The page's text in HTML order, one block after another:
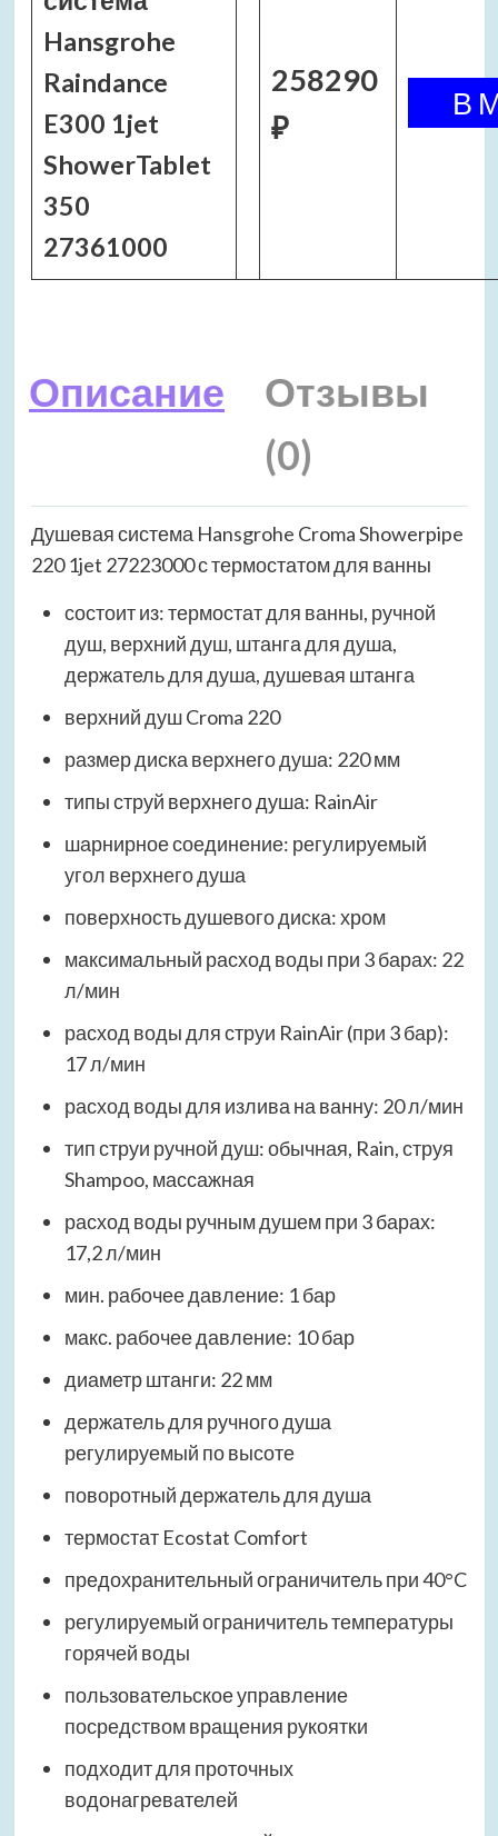
Hansgrohe
Raindance
E300 1jet
ShowerTablet
350
27361000
258290
₽
Описание
Отзывы
(0)
Душевая система Hansgrohe Croma Showerpipe
220 1jet 27223000 с термостатом для ванны
состоит из: термостат для ванны, ручной
душ, верхний душ, штанга для душа,
держатель для душа, душевая штанга
верхний душ Croma 220
размер диска верхнего душа: 220 мм
типы струй верхнего душа: RainAir
шарнирное соединение: регулируемый
угол верхнего душа
поверхность душевого диска: хром
максимальный расход воды при 3 барах: 22
л/мин
расход воды для струи RainAir (при 3 бар):
17 л/мин
расход воды для излива на ванну: 20 л/мин
тип струи ручной душ: обычная, Rain, струя
Shampoo, массажная
расход воды ручным душем при 3 барах:
17,2 л/мин
мин. рабочее давление: 1 бар
макс. рабочее давление: 10 бар
диаметр штанги: 22 мм
держатель для ручного душа
регулируемый по высоте
поворотный держатель для душа
термостат Ecostat Comfort
предохранительный ограничитель при 40°C
регулируемый ограничитель температуры
горячей воды
пользовательское управление
посредством вращения рукоятки
подходит для проточных
водонагревателей